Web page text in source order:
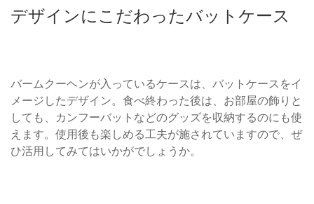
デザインにこだわったバットケース
バームクーヘンが入っているケースは、バットケースをイ
メージしたデザイン。食べ終わった後は、お部屋の飾りと
しても、カンフーバットなどのグッズを収納するのにも使
えます。使用後も楽しめる工夫が施されていますので、ぜ
ひ活用してみてはいかがでしょうか。